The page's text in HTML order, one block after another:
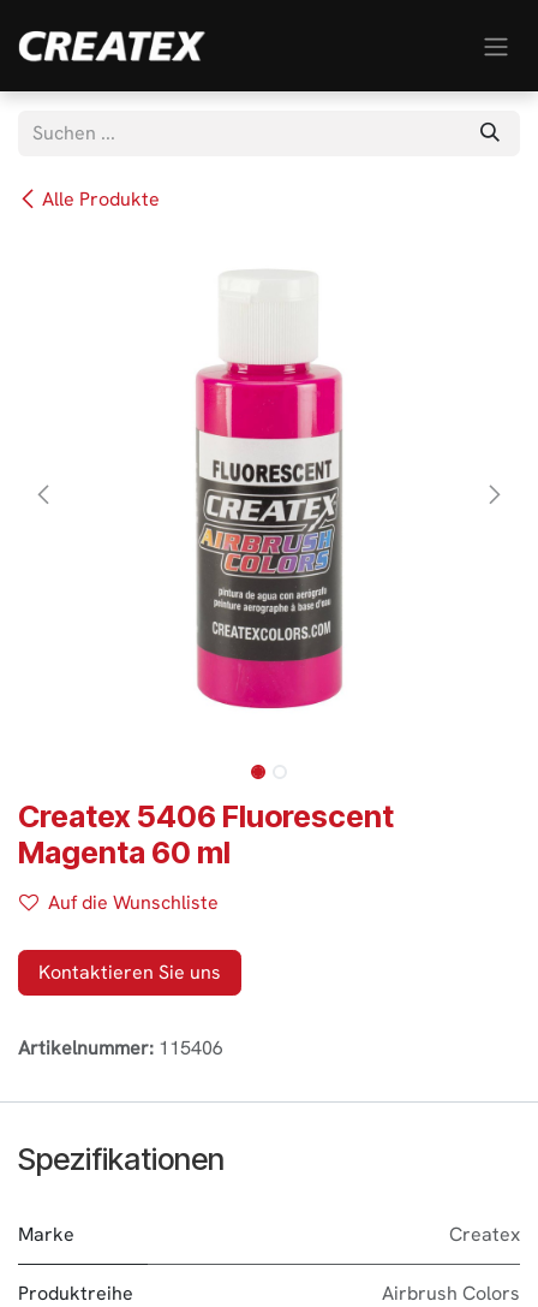
Alle Produkte
Createx 5406 Fluorescent
Magenta 60 ml
Auf die Wunschliste
Kontaktieren Sie uns
Artikelnummer: 115406
Spezifikationen
Marke Createx
Produktreihe Airbrush Colors